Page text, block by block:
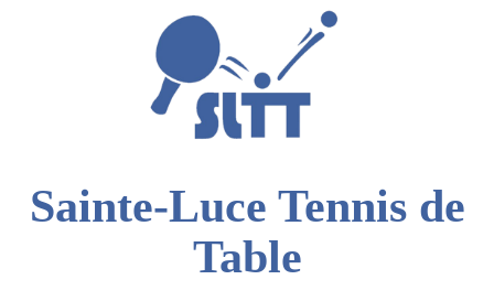
Sainte-Luce Tennis de
Table